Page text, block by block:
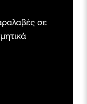
σε